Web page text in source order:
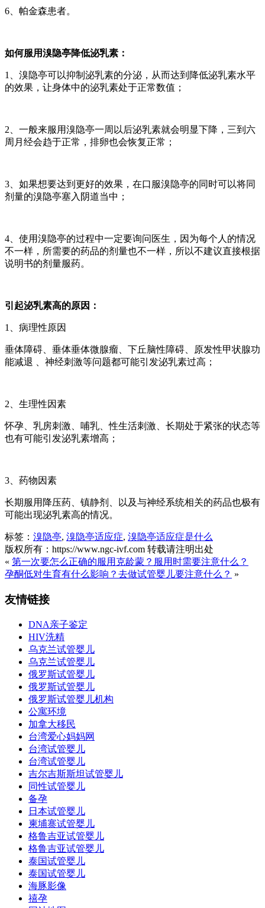
6、帕金森患者。
如何服用溴隐亭降低泌乳素：
1、溴隐亭可以抑制泌乳素的分泌，从而达到降低泌乳素水平
的效果，让身体中的泌乳素处于正常数值；
2、一般来服用溴隐亭一周以后泌乳素就会明显下降，三到六
周月经会趋于正常，排卵也会恢复正常；
3、如果想要达到更好的效果，在口服溴隐亭的同时可以将同
剂量的溴隐亭塞入阴道当中；
4、使用溴隐亭的过程中一定要询问医生，因为每个人的情况
不一样，所需要的药品的剂量也不一样，所以不建议直接根据
说明书的剂量服药。
引起泌乳素高的原因：
1、病理性原因
垂体障碍、垂体垂体微腺瘤、下丘脑性障碍、原发性甲状腺功
能减退 、神经刺激等问题都可能引发泌乳素过高；
2、生理性因素
怀孕、乳房刺激、哺乳、性生活刺激、长期处于紧张的状态等
也有可能引发泌乳素增高；
3、药物因素
长期服用降压药、镇静剂、以及与神经系统相关的药品也极有
可能出现泌乳素高的情况。
标签： 溴隐亭, 溴隐亭适应症, 溴隐亭适应症是什么
版权所有：https://www.ngc-ivf.com 转载请注明出处
« 第一次要怎么正确的服用克龄蒙？服用时需要注意什么？
孕酮低对生育有什么影响？去做试管婴儿要注意什么？ »
友情链接
DNA亲子鉴定
HIV洗精
乌克兰试管婴儿
乌克兰试管婴儿
俄罗斯试管婴儿
俄罗斯试管婴儿
俄罗斯试管婴儿机构
公寓环境
加拿大移民
台湾爱心妈妈网
台湾试管婴儿
台湾试管婴儿
吉尔吉斯斯坦试管婴儿
同性试管婴儿
备孕
日本试管婴儿
柬埔寨试管婴儿
格鲁吉亚试管婴儿
格鲁吉亚试管婴儿
泰国试管婴儿
泰国试管婴儿
海豚影像
禧孕